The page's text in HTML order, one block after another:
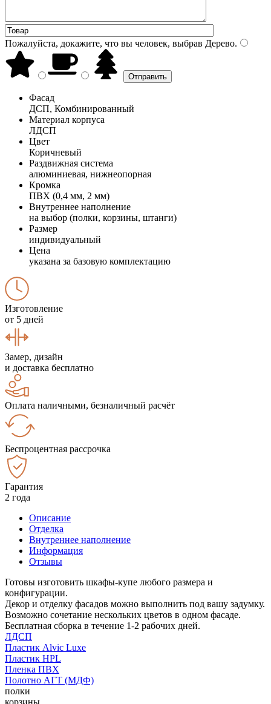
Пожалуйста, докажите, что вы человек, выбрав Дерево.
Фасад
ДСП, Комбинированный
Материал корпуса
ЛДСП
Цвет
Коричневый
Раздвижная система
алюминиевая, нижнеопорная
Кромка
ПВХ (0,4 мм, 2 мм)
Внутреннее наполнение
на выбор (полки, корзины, штанги)
Размер
индивидуальный
Цена
указана за базовую комплектацию
Изготовление
от 5 дней
Замер, дизайн
и доставка бесплатно
Оплата наличными, безналичный расчёт
Беспроцентная рассрочка
Гарантия
2 года
Описание
Отделка
Внутреннее наполнение
Информация
Отзывы
Готовы изготовить шкафы-купе любого размера и
конфигурации.
Декор и отделку фасадов можно выполнить под вашу задумку.
Возможно сочетание нескольких цветов в одном фасаде.
Бесплатная сборка в течение 1-2 рабочих дней.
ЛДСП
Пластик Alvic Luxe
Пластик HPL
Пленка ПВХ
Полотно АГТ (МДФ)
полки
корзины